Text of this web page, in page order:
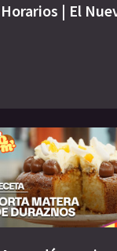
Horarios | El